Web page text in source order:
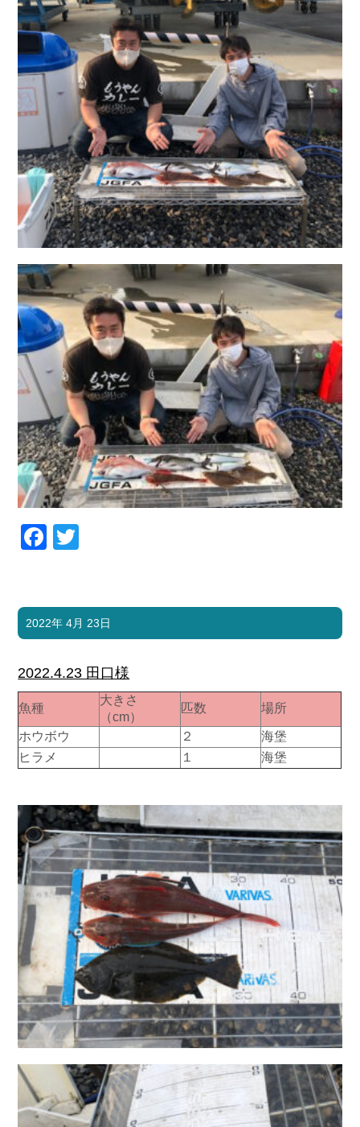
Facebook
2022年 4月 23日
2022.4.23 田口様
魚種
大きさ
（cm）
匹数 場所
ホウボウ ２
海堡
ヒラメ
１ 海堡